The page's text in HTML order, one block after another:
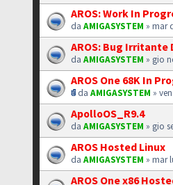
AROS: Work In
daAMIGASYSTEM » mar
AROS: Bug Irritante
daAMIGASYSTEM » gio
AROS One 68K In
daAMIGASYSTEM »
ApolloOS_R9.4
daAMIGASYSTEM » gio
AROS Hosted Linux
daAMIGASYSTEM » mar
AROS One x86